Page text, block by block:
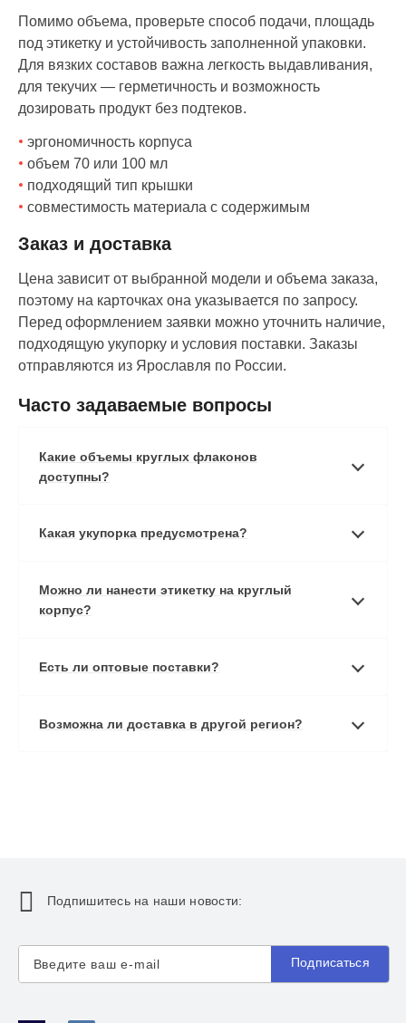
Помимо объема, проверьте способ подачи, площадь
под этикетку и устойчивость заполненной упаковки.
Для вязких составов важна легкость выдавливания,
для текучих — герметичность и возможность
дозировать продукт без подтеков.
эргономичность корпуса
объем 70 или 100 мл
подходящий тип крышки
совместимость материала с содержимым
Заказ и доставка
Цена зависит от выбранной модели и объема заказа,
поэтому на карточках она указывается по запросу.
Перед оформлением заявки можно уточнить наличие,
подходящую укупорку и условия поставки. Заказы
отправляются из Ярославля по России.
Часто задаваемые вопросы
Какие объемы круглых флаконов
доступны?
Какая укупорка предусмотрена?
Можно ли нанести этикетку на круглый
корпус?
Есть ли оптовые поставки?
Возможна ли доставка в другой регион?
Подпишитесь на наши новости:
Подписаться